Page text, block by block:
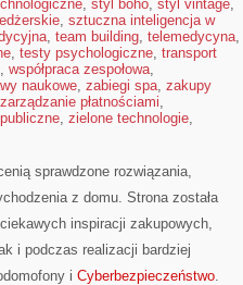
, styl boho, styl vintage,
, sztuczna inteligencja w
, team building, telemedycyna,
, testy psychologiczne, transport
, współpraca zespołowa,
naukowe, zabiegi spa, zakupy
zarządzanie płatnościami,
, zielone technologie,
sprawdzone rozwiązania,
z domu. Strona została
inspiracji zakupowych,
i podczas realizacji bardziej
i Cyberbezpieczeństwo.